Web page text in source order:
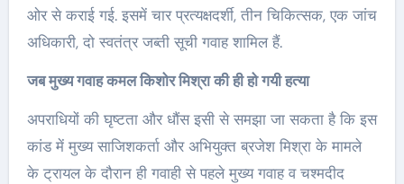
ओर से कराई गई. इसमें चार प्रत्यक्षदर्शी, तीन चिकित्सक, एक जांच
अधिकारी, दो स्वतंत्र जब्ती सूची गवाह शामिल हैं.
जब मुख्य गवाह कमल किशोर मिश्रा की ही हो गयी हत्या
अपराधियों की घृष्टता और धौंस इसी से समझा जा सकता है कि इस
कांड में मुख्य साजिशकर्ता और अभियुक्त ब्रजेश मिश्रा के मामले
के ट्रायल के दौरान ही गवाही से पहले मुख्य गवाह व चश्मदीद